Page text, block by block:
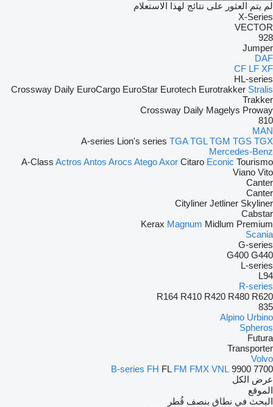
لم يتم العثور على نتائج لهذا الاستعلام
X-Series
VECTOR
928
Jumper
DAF
CF LF XF
HL-series
Crossway Daily EuroCargo EuroStar Eurotech Eurotrakker Stralis
Trakker
Crossway Daily Magelys Proway
810
MAN
A-series Lion's series TGA TGL TGM TGS TGX
Mercedes-Benz
A-Class Actros Antos Arocs AtegoAxor Citaro Econic Tourismo
Viano Vito
Canter
Canter
Cityliner Jetliner Skyliner
Cabstar
Kerax Magnum Midlum Premium
Scania
G-series
G400 G440
L-series
L94
R-series
R164 R410 R420 R480 R620
835
Alpino Urbino
Spheros
Futura
Transporter
Volvo
7700
9900
B-series FH FL FM FMX VNL
عرض الكل
الموقع
البحث في نطاق بنصف قُطر